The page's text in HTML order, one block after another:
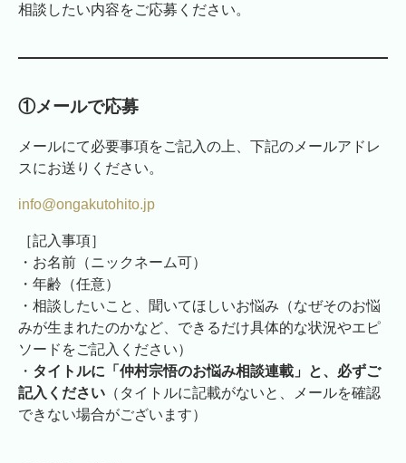
相談したい内容をご応募ください。
①メールで応募
メールにて必要事項をご記入の上、下記のメールアドレ
スにお送りください。
info@ongakutohito.jp
［記入事項］
・お名前（ニックネーム可）
・年齢（任意）
・相談したいこと、聞いてほしいお悩み（なぜそのお悩
みが生まれたのかなど、できるだけ具体的な状況やエピ
ソードをご記入ください）
・ タイトルに「仲村宗悟のお悩み相談連載」と、必ずご
記入ください （タイトルに記載がないと、メールを確認
できない場合がございます）